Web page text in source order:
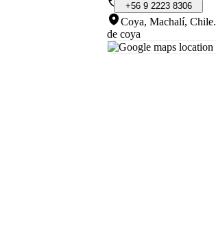
+56 9 2223 8306
Coya, Machalí, Chile.
de coya